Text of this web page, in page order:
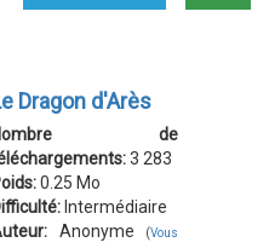
L'HYDRE
Dragon d'Arès
de
3 283
0.25 Mo
Intermédiaire
Anonyme (Vous